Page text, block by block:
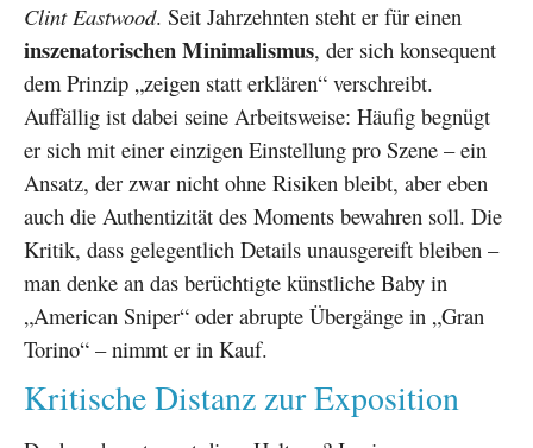
Clint Eastwood. Seit Jahrzehnten steht er für einen
inszenatorischen Minimalismus, der sich konsequent
dem Prinzip „zeigen statt erklären“ verschreibt.
Auffällig ist dabei seine Arbeitsweise: Häufig begnügt
er sich mit einer einzigen Einstellung pro Szene – ein
Ansatz, der zwar nicht ohne Risiken bleibt, aber eben
auch die Authentizität des Moments bewahren soll. Die
Kritik, dass gelegentlich Details unausgereift bleiben –
man denke an das berüchtigte künstliche Baby in
„American Sniper“ oder abrupte Übergänge in „Gran
Torino“ – nimmt er in Kauf.
Kritische Distanz zur Exposition